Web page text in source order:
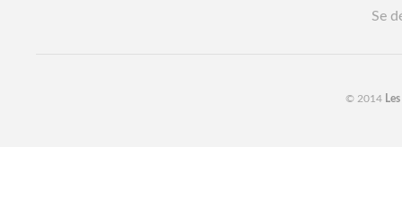
Se
© 2014